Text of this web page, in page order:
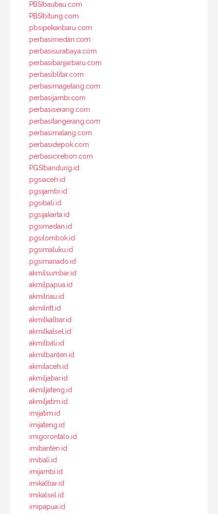
PBSIbaubau.com
PBSIbitung.com
pbsipekanbaru.com
perbasimedan.com
perbasisurabaya.com
perbasibanjarbaru.com
perbasiblitar.com
perbasimagelang.com
perbasijambi.com
perbasiserang.com
perbasitangerang.com
perbasimalang.com
perbasidepok.com
perbasicirebon.com
PGSIbandung.id
pgsiaceh.id
pgsijambi.id
pgsibali.id
pgsijakarta.id
pgsimedan.id
pgsilombok.id
pgsimaluku.id
pgsimanado.id
akmilsumbar.id
akmilpapua.id
akmilriau.id
akmilntt.id
akmilkalbar.id
akmilkalsel.id
akmilbali.id
akmilbanten.id
akmilaceh.id
akmiljabar.id
akmiljateng.id
akmiljatim.id
imijatim.id
imijateng.id
imigorontalo.id
imibanten.id
imibali.id
imijambi.id
imikalbar.id
imikalsel.id
imipapua.id